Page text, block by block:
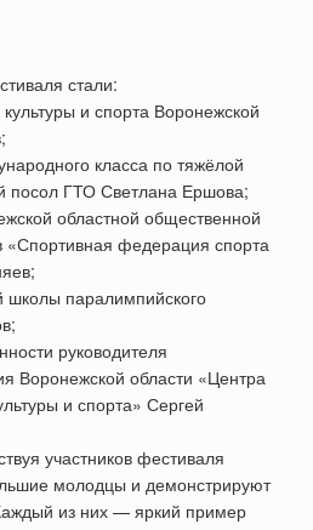
стали:
и спорта Воронежской
класса по тяжёлой
посол ГТО Светлана Ершова;
областной общественной
«Спортивная федерация спорта
школы паралимпийского
руководителя
Воронежской области «Центра
и спорта» Сергей
участников фестиваля
молодцы и демонстрируют
из них — яркий пример